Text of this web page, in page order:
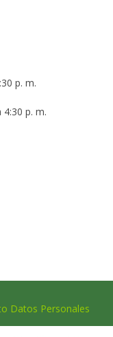
p. m.
4:30 p. m.
Datos Personales